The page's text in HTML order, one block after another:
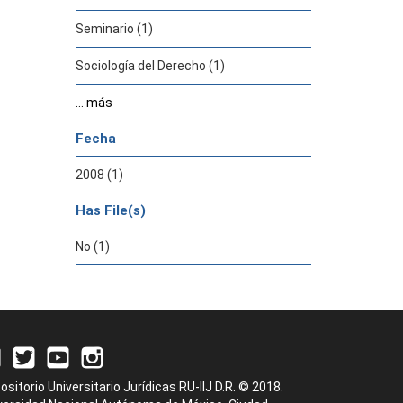
Seminario (1)
Sociología del Derecho (1)
... más
Fecha
2008 (1)
Has File(s)
No (1)
Universitario Jurídicas RU-IIJ D.R. © 2018.